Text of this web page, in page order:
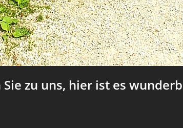
Sie zu uns, hier ist es